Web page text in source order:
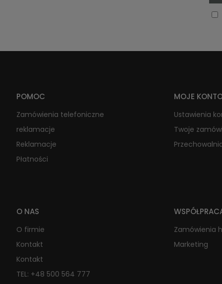
POMOC
Zamówienia telefoniczne
reklamacje
Reklamacje
Płatności
MOJE
Ustawienia
Twoje
O NAS
O firmie
Kontakt
Kontakt
TEL: +48 500 564 777
Zamówienia
Marketing